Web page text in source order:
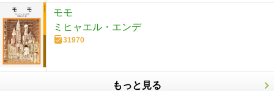
モモ
ミヒャエル・エンデ
31970
もっと見る